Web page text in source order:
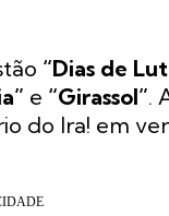
“Dias de
e “Girassol”.
do Ira! em